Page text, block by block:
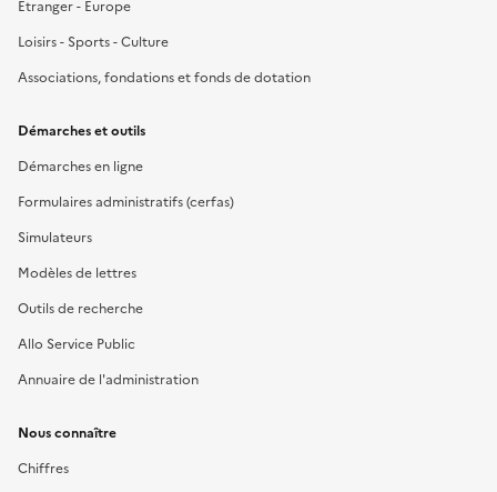
Étranger - Europe
Loisirs - Sports - Culture
Associations, fondations et fonds de dotation
Démarches et outils
Démarches en ligne
Formulaires administratifs (cerfas)
Simulateurs
Modèles de lettres
Outils de recherche
Allo Service Public
Annuaire de l'administration
Nous connaître
Chiffres